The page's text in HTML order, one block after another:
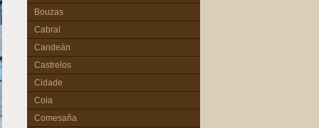
Bouzas
Cabral
Candeán
Castrelos
Cidade
Coia
Comesaña